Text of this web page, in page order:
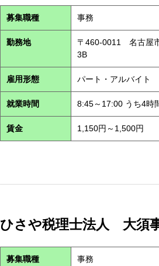
募集職種 事務
勤務地
〒460-0011 名古屋
3B
雇用形態 パート・アルバイト
就業時間 8:45～17:00 うち4時
賃金 1,150円～1,500円
ひさや税理士法人 大須
募集職種 事務